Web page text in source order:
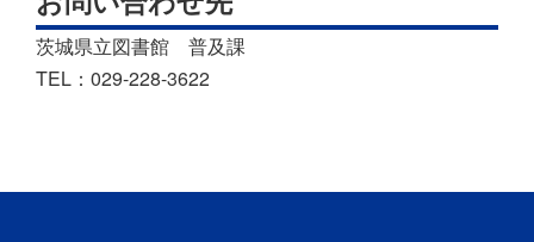
茨城県立図書館 普及課
TEL：029-228-3622